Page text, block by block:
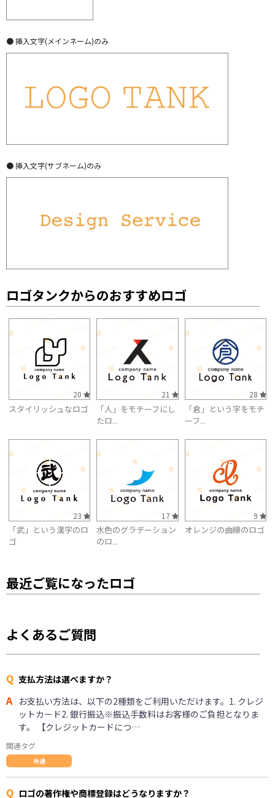
● 挿入文字(メインネーム)のみ
● 挿入文字(サブネーム)のみ
ロゴタンクからのおすすめロゴ
20
スタイリッシュなロゴ
21
「人」をモチーフにし
たロ...
28
「倉」という字をモチ
ーフ...
23
「武」という漢字のロ
ゴ
17
水色のグラデーション
のロ...
9
オレンジの曲線のロゴ
最近ご覧になったロゴ
よくあるご質問
Q 支払方法は選べますか？
A お支払い方法は、以下の2種類をご利用いただけます。1. クレジ
ットカード2. 銀行振込※振込手数料はお客様のご負担となりま
す。 【クレジットカードにつ…
関連タグ
共通
Q ロゴの著作権や商標登録はどうなりますか？